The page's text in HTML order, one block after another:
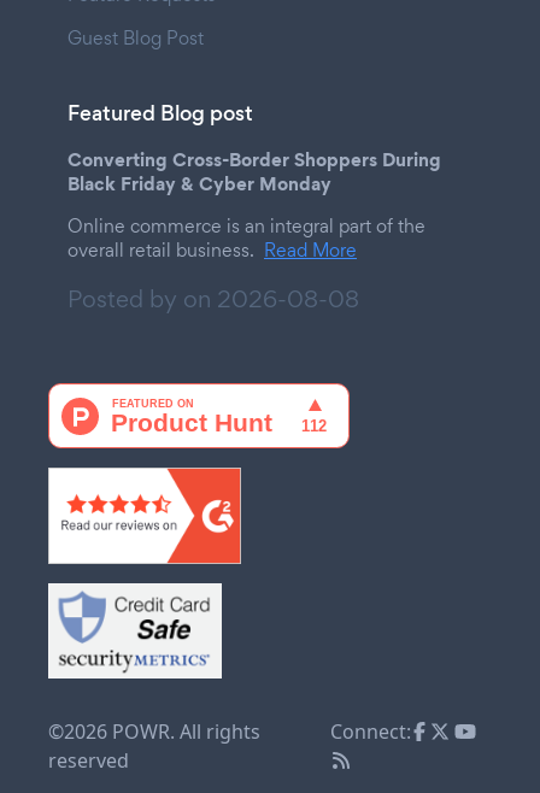
Guest Blog Post
Featured Blog post
Converting Cross-Border Shoppers During
Black Friday & Cyber Monday
Online commerce is an integral part of the
overall retail business. Read More
Posted by on 2026-08-08
©2026 POWR. All rights
reserved
Connect: